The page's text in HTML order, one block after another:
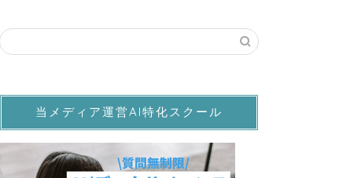
当メディア運営AI特化スクール